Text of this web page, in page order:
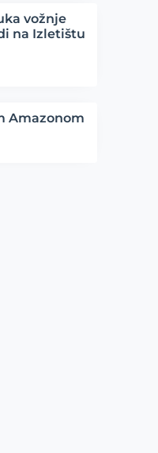
vožnje
na Izletištu
Amazonom